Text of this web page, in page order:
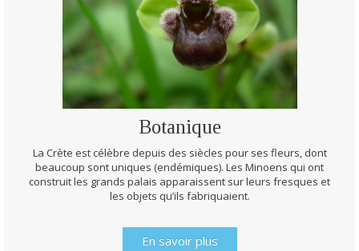
Botanique
La Crète est célèbre depuis des siècles pour ses fleurs, dont
beaucoup sont uniques (endémiques). Les Minoens qui ont
construit les grands palais apparaissent sur leurs fresques et
les objets qu’ils fabriquaient.
En savoir plus